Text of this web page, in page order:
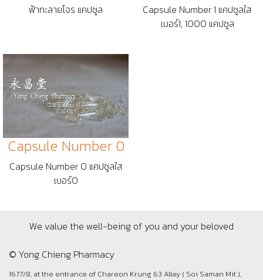
ฟ้าทะลายโจร แคปซูล
Capsule Number 1 แคปซูลใส
เบอร์​1, 1000 แคปซูล
Capsule Number 0
Capsule Number 0 แคปซูลใส
เบอร์​0
We value the well-being of you and your beloved
© Yong Chieng Pharmacy
1677/8, at the entrance of Chareon Krung 63 Alley ( Soi Saman Mit ),